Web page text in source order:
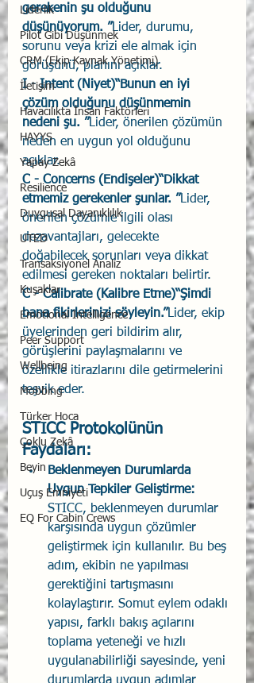
Liderlik
Pilot Gibi Düşünmek
CRM (Ekip Kaynak Yönetimi)
İletişim
Havacılıkta İnsan Faktörleri
HAYYS
Yapay Zekâ
Resilience
Duygusal Dayanıklılık
UTED
Transaksiyonel Analiz
Kuşaklar
Emotional Intelligence
Peer Support
Wellbeing
Mobbing
Türker Hoca
Çoklu Zekâ
Beyin
Uçuş Emniyeti
EQ For Cabin Crews
gerekenin şu olduğunu
düşünüyorum. ”Lider, durumu,
sorunu veya krizi ele almak için
görüşünü, planını açıklar.
I - Intent (Niyet)“Bunun en iyi
çözüm olduğunu düşünmemin
nedeni şu. ”Lider, önerilen çözümün
neden en uygun yol olduğunu
açıklar.
C - Concerns (Endişeler)“Dikkat
etmemiz gerekenler şunlar. ”Lider,
önerilen çözümle ilgili olası
dezavantajları, gelecekte
doğabilecek sorunları veya dikkat
edilmesi gereken noktaları belirtir.
C - Calibrate (Kalibre Etme)“Şimdi
bana fikirlerinizi söyleyin.”Lider, ekip
üyelerinden geri bildirim alır,
görüşlerini paylaşmalarını ve
özellikle itirazlarını dile getirmelerini
teşvik eder.
STICC Protokolünün
Faydaları:
Beklenmeyen Durumlarda
Uygun Tepkiler Geliştirme:
STICC, beklenmeyen durumlar
karşısında uygun çözümler
geliştirmek için kullanılır. Bu beş
adım, ekibin ne yapılması
gerektiğini tartışmasını
kolaylaştırır. Somut eylem odaklı
yapısı, farklı bakış açılarını
toplama yeteneği ve hızlı
uygulanabilirliği sayesinde, yeni